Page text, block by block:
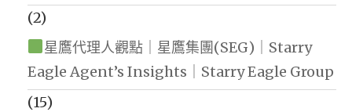
(2)
星鷹代理人觀點｜星鷹集團(SEG)｜Starry
Eagle Agent’s Insights｜Starry Eagle Group
(15)